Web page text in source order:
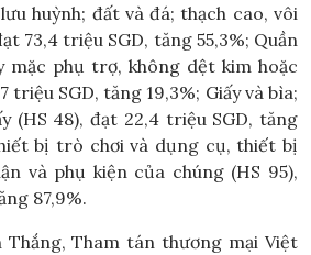
huỳnh; đất và đá; thạch cao, vôi
73,4 triệu SGD, tăng 55,3%; Quần
mặc phụ trợ, không dệt kim hoặc
triệu SGD, tăng 19,3%; Giấy và bìa;
(HS 48), đạt 22,4 triệu SGD, tăng
bị trò chơi và dụng cụ, thiết bị
và phụ kiện của chúng (HS 95),
87,9%.
Thắng, Tham tán thương mại Việt